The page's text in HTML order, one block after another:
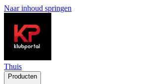
Naar inhoud springen
Thuis
Producten